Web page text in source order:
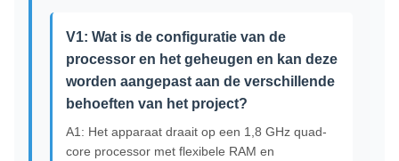
V1: Wat is de configuratie van de
processor en het geheugen en kan deze
worden aangepast aan de verschillende
behoeften van het project?
A1: Het apparaat draait op een 1,8 GHz quad-
core processor met flexibele RAM en